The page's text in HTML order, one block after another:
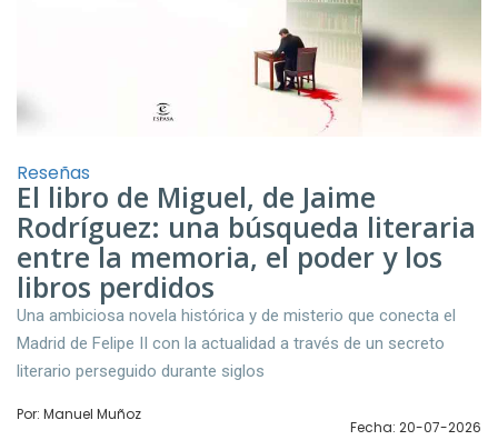
Reseñas
El libro de Miguel, de Jaime
Rodríguez: una búsqueda literaria
entre la memoria, el poder y los
libros perdidos
Una ambiciosa novela histórica y de misterio que conecta el
Madrid de Felipe II con la actualidad a través de un secreto
literario perseguido durante siglos
Por: Manuel Muñoz
Fecha: 20-07-2026